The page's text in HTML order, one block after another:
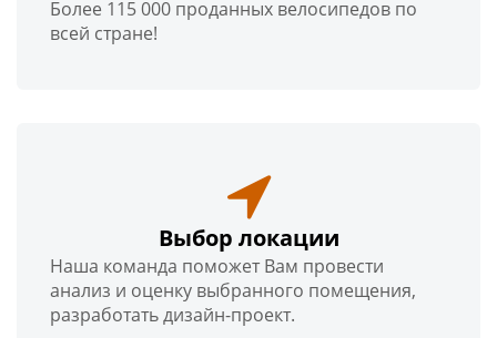
Более 115 000 проданных велосипедов по
всей стране!
Выбор локации
Наша команда поможет Вам провести
анализ и оценку выбранного помещения,
разработать дизайн-проект.